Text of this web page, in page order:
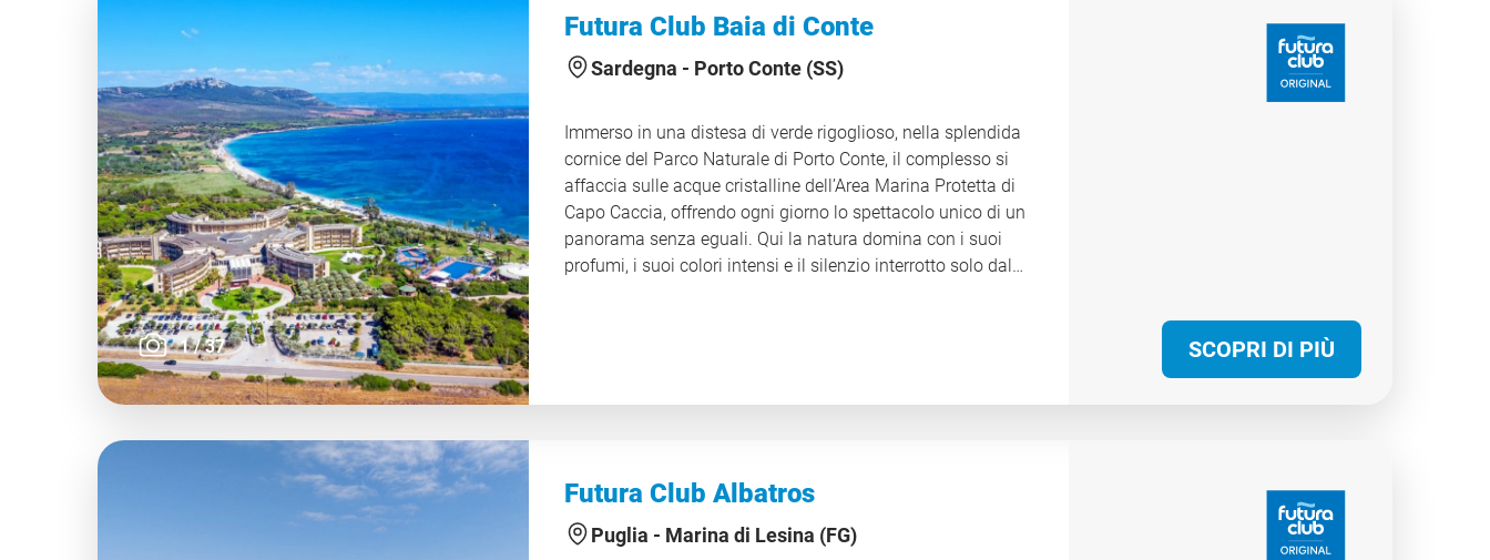
attività, intrattenimento e servizi pensati per soddisfare ogni
esigenza. Relax e divertimento si fondono così in un
equilibrio perfetto, regalando agli ospiti un’esperienza di
1/37
Futura Club Baia di Conte
Sardegna - Porto Conte (SS)
Immerso in una distesa di verde rigoglioso, nella splendida
cornice del Parco Naturale di Porto Conte, il complesso si
affaccia sulle acque cristalline dell’Area Marina Protetta di
Capo Caccia, offrendo ogni giorno lo spettacolo unico di un
panorama senza eguali. Qui la natura domina con i suoi
profumi, i suoi colori intensi e il silenzio interrotto solo dal
ospiti di vivere un soggiorno rilassante in un contesto
naturale straordinario. A soli 17 km sorge Alghero, la perla
della Riviera del Corallo, città affascinante che conserva
SCOPRI DI PIÙ
Futura Club Albatros
Puglia - Marina di Lesina (FG)